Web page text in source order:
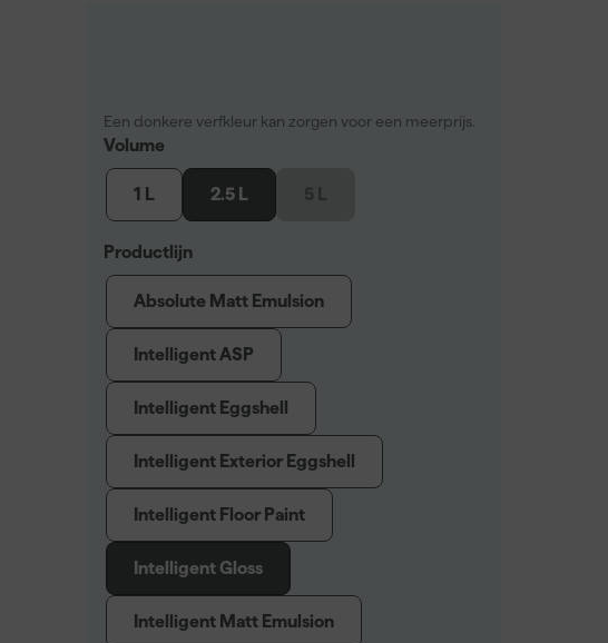
Een donkere verfkleur kan zorgen voor een meerprijs.
Volume
1 L 2.5 L
Productlijn
Absolute Matt Emulsion
Intelligent ASP
Intelligent Eggshell
Intelligent Exterior Eggshell
Intelligent Floor Paint
Intelligent Gloss
Intelligent Matt Emulsion